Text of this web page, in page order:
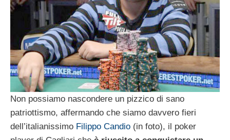
Non possiamo nascondere un pizzico di sano
patriottismo, affermando che siamo davvero fieri
dell’italianissimo Filippo Candio (in foto), il poker